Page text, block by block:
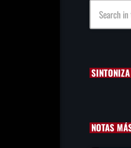
noviembre
NOTAS